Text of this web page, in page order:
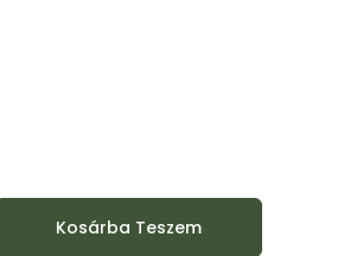
Kosárba Teszem